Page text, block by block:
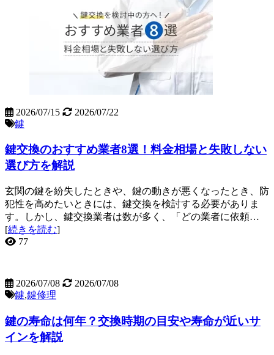
2026/07/15
2026/07/22
鍵
鍵交換のおすすめ業者8選！料金相場と失敗しない
選び方を解説
玄関の鍵を紛失したときや、鍵の動きが悪くなったとき、防
犯性を高めたいときには、鍵交換を検討する必要がありま
す。しかし、鍵交換業者は数が多く、「どの業者に依頼…
[続きを読む]
77
2026/07/08
2026/07/08
鍵,鍵修理
鍵の寿命は何年？交換時期の目安や寿命が近いサ
インを解説